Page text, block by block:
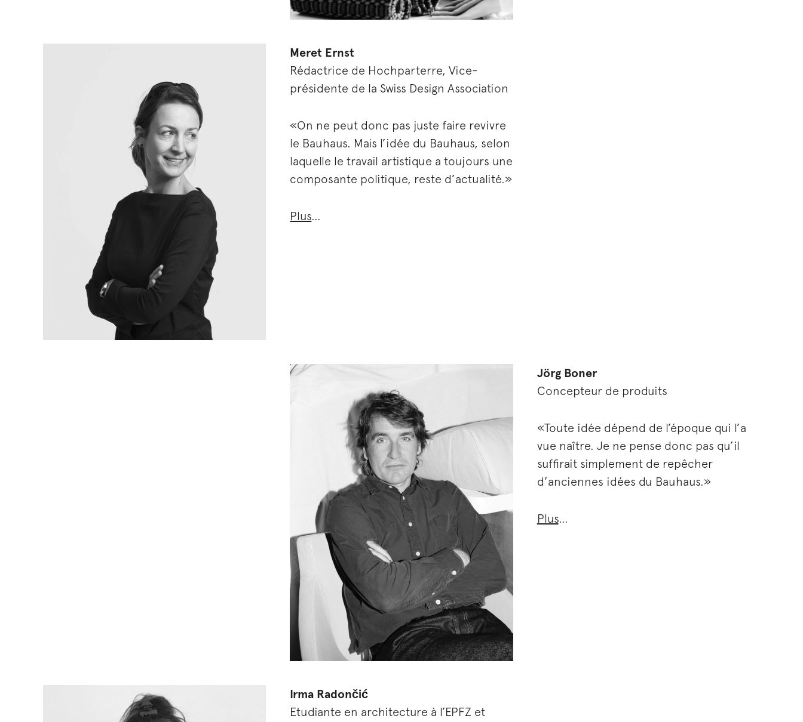
Meret Ernst
Rédactrice de Hochparterre, Vice-
présidente de la Swiss Design Association
«On ne peut donc pas juste faire revivre
le Bauhaus. Mais l’idée du Bauhaus, selon
laquelle le travail artistique a toujours une
composante politique, reste d’actualité.»
Plus
Jörg Boner
Concepteur de produits
«Toute idée dépend de l’époque qui l’a
vue naître. Je ne pense donc pas qu’il
suffirait simplement de repêcher
d’anciennes idées du Bauhaus.»
Plus…
Irma Radončić
Etudiante en architecture à l’EPFZ et